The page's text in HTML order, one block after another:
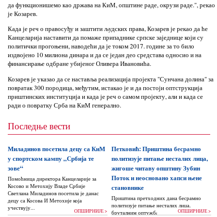
да функционишемо као држава на КиМ, општине раде, окрузи раде.", рекао
је Козарев.
Када је реч о правосуђу и заштити људских права, Козарев је рекао да ће
Канцеларија наставити да помаже припаднике српске заједнице који су
политички прогоњени, наводећи да је током 2017. године за то било
издвојено 10 милиона динара и да се један део средстава односио и на
финансирање одбране убијеног Оливера Ивановића.
Козарев је указао да се наставља реализација пројекта "Сунчана долина" за
повратак 300 породица, међутим, истакао је и да постоји оптструкција
приштинских институција и када је реч о самом пројекту, али и када се
ради о повратку Срба на КиМ генерално.
Последње вести
Миладинов посетила децу са КиМ
у спортском кампу „Србија те
зове“
Помоћница директора Канцеларије за
Косово и Метохију Владе Србије
Светлана Миладинов посетила је данас
децу са Косова И Метохије која
учествују...
ОПШИРНИЈЕ >
Петковић: Приштина бесрамно
политизује питање несталих лица,
жигоше читаву општину Зубин
Поток и неосновано хапси њене
становнике
Приштина претходних дана бесрамно
политизује питање несталих лица,
бруталним оптужбама на рачун Београда
ОПШИРНИЈЕ >